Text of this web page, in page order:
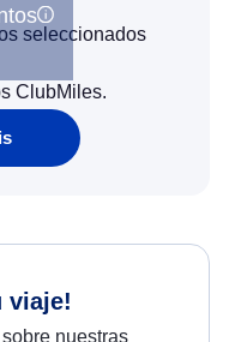
seleccionados
ClubMiles.
viaje!
nuestras